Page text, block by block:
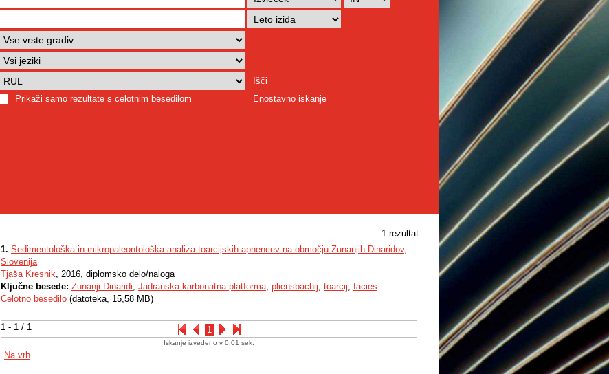
Išči
Prikaži samo rezultate s celotnim besedilom
Enostavno iskanje
1 rezultat
1 - 1 / 1 1
1. Sedimentološka in mikropaleontološka analiza toarcijskih apnencev na območju Zunanjih Dinaridov,
Slovenija
Tjaša Kresnik, 2016, diplomsko delo/naloga
Ključne besede: Zunanji Dinaridi, Jadranska karbonatna platforma, pliensbachij, toarcij, facies
Celotno besedilo (datoteka, 15,58 MB)
Iskanje izvedeno v 0.01 sek.
Na vrh